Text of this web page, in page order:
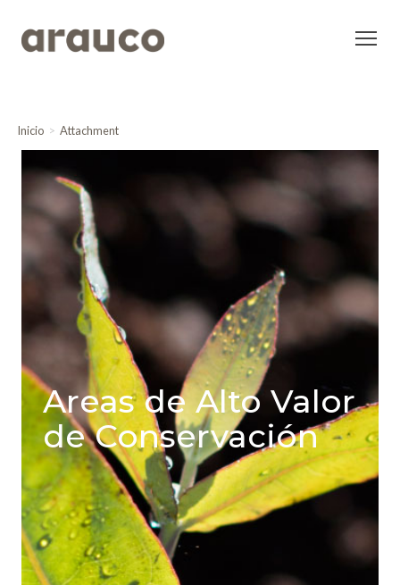
Inicio Attachment
Areas de Alto Valor
de Conservación